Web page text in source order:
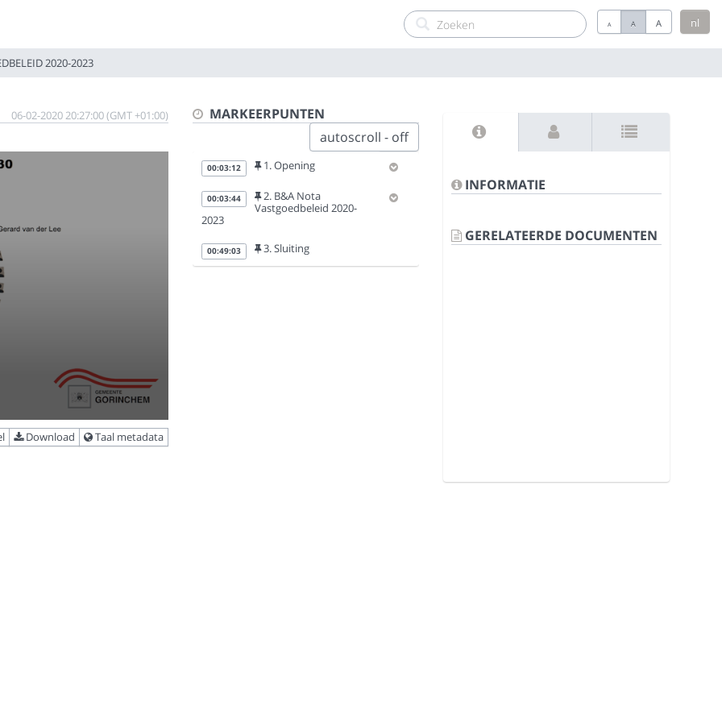
nl
A A A
2020-2023
06-02-2020 20:27:00 (GMT +01:00)
Download Taal metadata
MARKEERPUNTEN
autoscroll - off
00:03:12 1. Opening
00:03:44
2. B&A Nota
Vastgoedbeleid 2020-
2023
00:49:03 3. Sluiting
INFORMATIE
GERELATEERDE DOCUMENTEN